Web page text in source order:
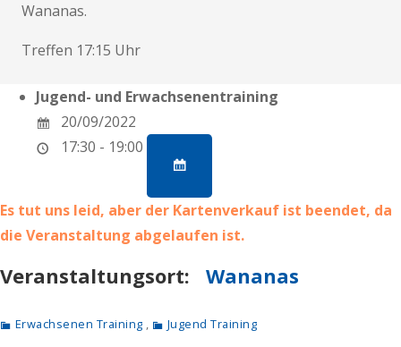
Wananas.
Treffen 17:15 Uhr
Jugend- und Erwachsenentraining
20/09/2022
17:30 - 19:00
Es tut uns leid, aber der Kartenverkauf ist beendet, da
die Veranstaltung abgelaufen ist.
Veranstaltungsort: Wananas
Erwachsenen Training , Jugend Training